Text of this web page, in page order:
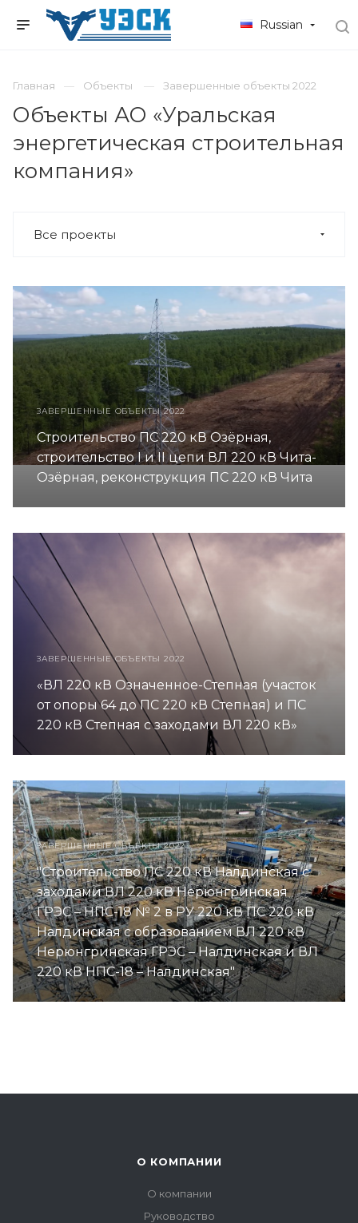
Russian
Главная Объекты Завершенные объекты 2022
Объекты АО «Уральская
энергетическая строительная
компания»
Все проекты
ЗАВЕРШЕННЫЕ ОБЪЕКТЫ 2022
Строительство ПС 220 кВ Озёрная,
строительство I и II цепи ВЛ 220 кВ Чита-
Озёрная, реконструкция ПС 220 кВ Чита
ЗАВЕРШЕННЫЕ ОБЪЕКТЫ 2022
«ВЛ 220 кВ Означенное-Степная (участок
от опоры 64 до ПС 220 кВ Степная) и ПС
220 кВ Степная с заходами ВЛ 220 кВ»
ЗАВЕРШЕННЫЕ ОБЪЕКТЫ 2022
"Строительство ПС 220 кВ Налдинская с
заходами ВЛ 220 кВ Нерюнгринская
ГРЭС – НПС-18 № 2 в РУ 220 кВ ПС 220 кВ
Налдинская с образованием ВЛ 220 кВ
Нерюнгринская ГРЭС – Налдинская и ВЛ
220 кВ НПС-18 – Налдинская"
О КОМПАНИИ
О компании
Руководство